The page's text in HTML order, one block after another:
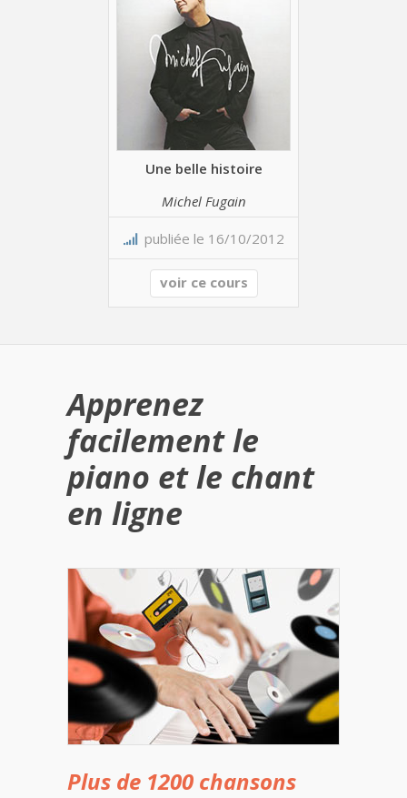
Une belle histoire
Michel Fugain
publiée le 16/10/2012
voir ce cours
Apprenez
facilement le
piano et le chant
en ligne
Plus de 1200 chansons